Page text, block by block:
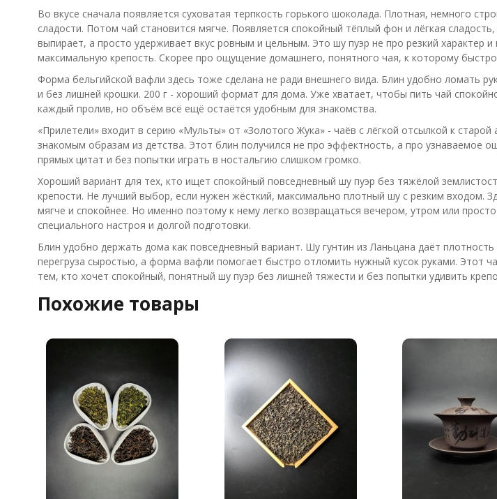
Во вкусе сначала появляется суховатая терпкость горького шоколада. Плотная, немного
сладости. Потом чай становится мягче. Появляется спокойный тёплый фон и лёгкая
выпирает, а просто удерживает вкус ровным и цельным. Это шу пуэр не про резкий характер и
максимальную крепость. Скорее про ощущение домашнего, понятного чая, к которому
Форма бельгийской вафли здесь тоже сделана не ради внешнего вида. Блин удобно ломать
и без лишней крошки. 200 г - хороший формат для дома. Уже хватает, чтобы пить чай
каждый пролив, но объём всё ещё остаётся удобным для знакомства.
«Прилетели» входит в серию «Мульты» от «Золотого Жука» - чаёв с лёгкой отсылкой к старой
знакомым образам из детства. Этот блин получился не про эффектность, а про узнаваемое
прямых цитат и без попытки играть в ностальгию слишком громко.
Хороший вариант для тех, кто ищет спокойный повседневный шу пуэр без тяжёлой
крепости. Не лучший выбор, если нужен жёсткий, максимально плотный шу с резким входом.
мягче и спокойнее. Но именно поэтому к нему легко возвращаться вечером, утром или
специального настроя и долгой подготовки.
Блин удобно держать дома как повседневный вариант. Шу гунтин из Ланьцана даёт плотность
перегруза сыростью, а форма вафли помогает быстро отломить нужный кусок руками. Этот
тем, кто хочет спокойный, понятный шу пуэр без лишней тяжести и без попытки удивить
Похожие товары